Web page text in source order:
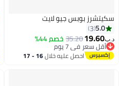
سكيتشرز بوبس جيو لايت
5.0
3
د.ب‏19.60
35.20خصم 44%
أقل سعر في 7 يوم
أقل سعر في 7 يوماحصل عليه خلال 16 - 17